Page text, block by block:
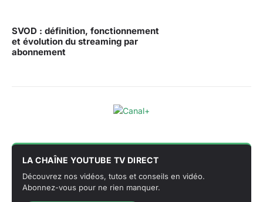
SVOD : définition, fonctionnement
et évolution du streaming par
abonnement
LA CHAÎNE YOUTUBE TV DIRECT
Découvrez nos vidéos, tutos et conseils en vidéo.
Abonnez-vous pour ne rien manquer.